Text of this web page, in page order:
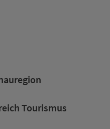
Tourismus